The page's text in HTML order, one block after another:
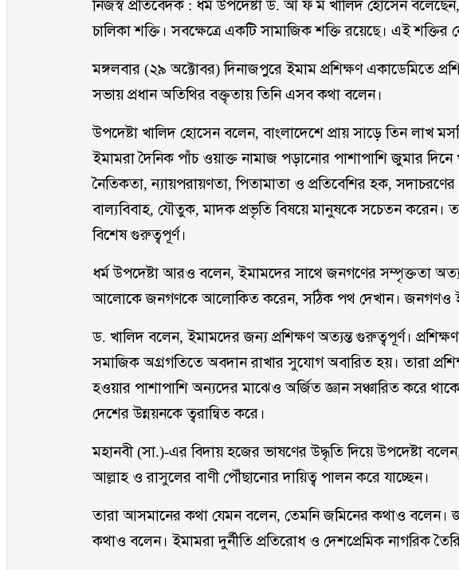
নিজস্ব প্রতিবেদক : ধর্ম উপদেষ্টা ড. আ ফ ম খালিদ হোসেন
চালিকা শক্তি। সবক্ষেত্রে একটি সামাজিক শক্তি রয়েছে। এই শক্তির
মঙ্গলবার (২৯ অক্টোবর) দিনাজপুরে ইমাম প্রশিক্ষণ একাডেমিতে
সভায় প্রধান অতিথির বক্তৃতায় তিনি এসব কথা বলেন।
উপদেষ্টা খালিদ হোসেন বলেন, বাংলাদেশে প্রায় সাড়ে তিন
ইমামরা দৈনিক পাঁচ ওয়াক্ত নামাজ পড়ানোর পাশাপাশি জুমার
নৈতিকতা, ন্যায়পরায়ণতা, পিতামাতা ও প্রতিবেশির হক, সদাচরণের
বাল্যবিবাহ, যৌতুক, মাদক প্রভৃতি বিষয়ে মানুষকে সচেতন করেন।
বিশেষ গুরুত্বপূর্ণ।
ধর্ম উপদেষ্টা আরও বলেন, ইমামদের সাথে জনগণের সম্পৃক্ততা
আলোকে জনগণকে আলোকিত করেন, সঠিক পথ দেখান। জনগণও
ড. খালিদ বলেন, ইমামদের জন্য প্রশিক্ষণ অত্যন্ত গুরুত্বপূর্ণ।
সমাজিক অগ্রগতিতে অবদান রাখার সুযোগ অবারিত হয়। তারা
হওয়ার পাশাপাশি অন্যদের মাঝেও অর্জিত জ্ঞান সঞ্চারিত করে
দেশের উন্নয়নকে ত্বরান্বিত করে।
মহানবী (সা.)-এর বিদায় হজের ভাষণের উদ্ধৃতি দিয়ে উপদেষ্টা
আল্লাহ ও রাসুলের বাণী পৌঁছানোর দায়িত্ব পালন করে যাচ্ছেন।
তারা আসমানের কথা যেমন বলেন, তেমনি জমিনের কথাও বলেন।
কথাও বলেন। ইমামরা দুর্নীতি প্রতিরোধ ও দেশপ্রেমিক নাগরিক